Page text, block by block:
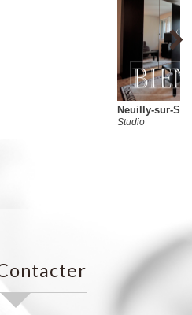
Contacter